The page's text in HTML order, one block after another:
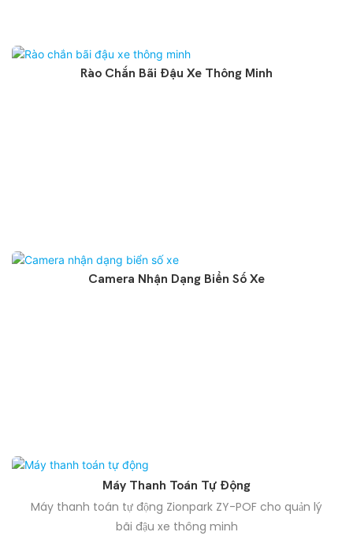
Rào Chắn Bãi Đậu Xe Thông Minh
Camera Nhận Dạng Biển Số Xe
Máy Thanh Toán Tự Động
Máy thanh toán tự động Zionpark ZY-POF cho quản lý
bãi đậu xe thông minh